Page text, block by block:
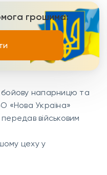
грошима:
бойову напарницю та
«Нова Україна»
військовим
цеху у